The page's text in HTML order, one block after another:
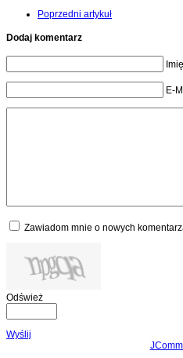
Poprzedni artykuł
Dodaj komentarz
E-
Zawiadom mnie o nowych
Odśwież
Wyślij